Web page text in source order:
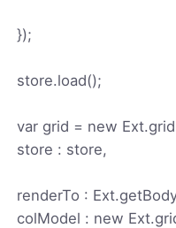
});
store.load();
var grid = new
store : store,
renderTo :
colModel : new